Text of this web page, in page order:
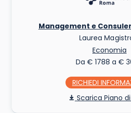
Management e
Laurea
Economia
Da € 1788 a €
RICHIEDI INFO
Piano